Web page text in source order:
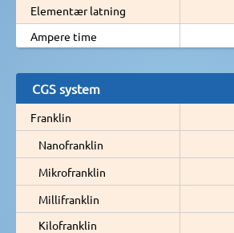
Elementær latning
Ampere time
CGS system
Franklin
Nanofranklin
Mikrofranklin
Millifranklin
Kilofranklin